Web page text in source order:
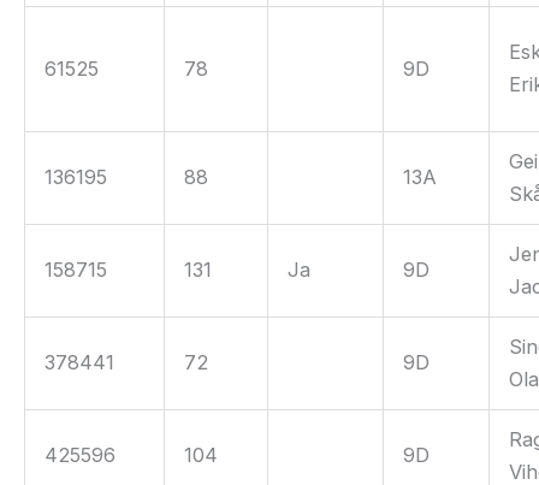
61525 78 9D
136195 88 13A
158715 131 Ja 9D
378441 72 9D
425596 104 9D